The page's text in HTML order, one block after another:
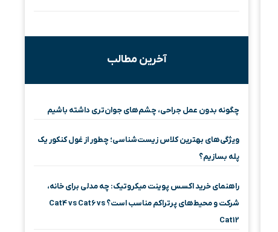
آخرین مطالب
چگونه بدون عمل جراحی، چشم‌های جوان‌تری داشته باشیم
ویژگی‌های بهترین کلاس زیست‌شناسی؛ چطور از غول کنکور یک
پله بسازیم؟
راهنمای خرید اکسس پوینت میکروتیک: چه مدلی برای خانه،
شرکت و محیط‌های پرتراکم مناسب است؟ Cat4 vs Cat6 vs
Cat12